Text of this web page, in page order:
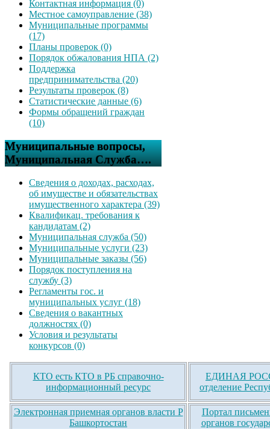
Контактная информация (0)
Местное самоуправление (38)
Муниципальные программы
(17)
Планы проверок (0)
Порядок обжалования НПА (2)
Поддержка
предпринимательства (20)
Результаты проверок (8)
Статистические данные (6)
Формы обращений граждан
(10)
Муниципальные вопросы,
Муниципальная Служба….
Сведения о доходах, расходах,
об имуществе и обязательствах
имущественного характера (39)
Квалификац. требования к
кандидатам (2)
Муниципальная служба (50)
Муниципальные услуги (23)
Муниципальные заказы (56)
Порядок поступления на
службу (3)
Регламенты гос. и
муниципальных услуг (18)
Сведения о вакантных
должностях (0)
Условия и результаты
конкурсов (0)
КТО есть КТО в РБ справочно-
информационный ресурс
ЕДИНАЯ
отделение
Электронная приемная органов власти Р
Башкортостан
Портал
органов